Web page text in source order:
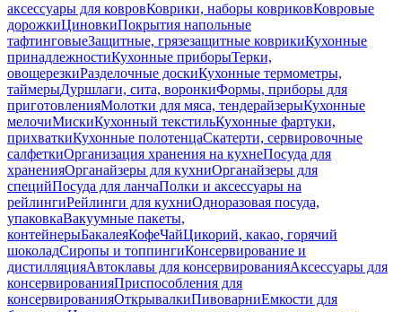
аксессуары для ковровКоврики, наборы ковриковКовровые
дорожкиЦиновкиПокрытия напольные
тафтинговыеЗащитные, грязезащитные коврикиКухонные
принадлежностиКухонные приборыТерки,
овощерезкиРазделочные доскиКухонные термометры,
таймерыДуршлаги, сита, воронкиФормы, приборы для
приготовленияМолотки для мяса, тендерайзерыКухонные
мелочиМискиКухонный текстильКухонные фартуки,
прихваткиКухонные полотенцаСкатерти, сервировочные
салфеткиОрганизация хранения на кухнеПосуда для
храненияОрганайзеры для кухниОрганайзеры для
специйПосуда для ланчаПолки и аксессуары на
рейлингиРейлинги для кухниОдноразовая посуда,
упаковкаВакуумные пакеты,
контейнерыБакалеяКофеЧайЦикорий, какао, горячий
шоколадСиропы и топпингиКонсервирование и
дистилляцияАвтоклавы для консервированияАксессуары для
консервированияПриспособления для
консервированияОткрывалкиПивоварниЕмкости для